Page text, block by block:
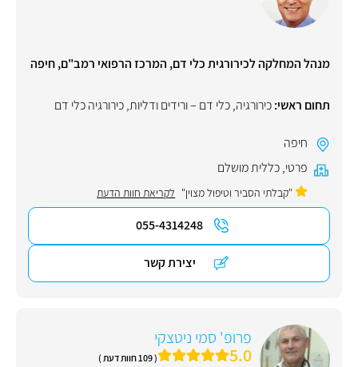
מנהל המחלקה לכירורגית כלי דם, המרכז הרפואי רמב"ם, חיפה
תחום ראשי:כירורגיה,כלי דם – ורידים ודליות,כירורגיה כלי דם
חיפה
פרטי,כללית מושלם
"קבלתי הסביר וטיפול מצוין" לקריאת חוות הדעת
055-4314248
יצירת קשר
פרופ' סמי ניטצקי
5.0 ( 109 חוות דעת )